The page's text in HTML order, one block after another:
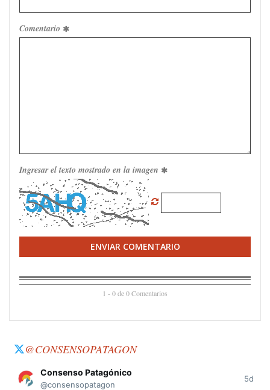
Comentario
Ingresar el texto mostrado en la imagen
ENVIAR COMENTARIO
1 - 0 de 0 Comentarios
@CONSENSOPATAGON
Consenso Patagónico
@consensopatagon
5d